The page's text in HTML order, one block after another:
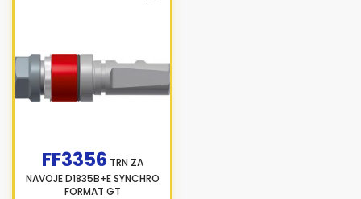
FF3356 TRN ZA
NAVOJE D1835B+E SYNCHRO
FORMAT GT